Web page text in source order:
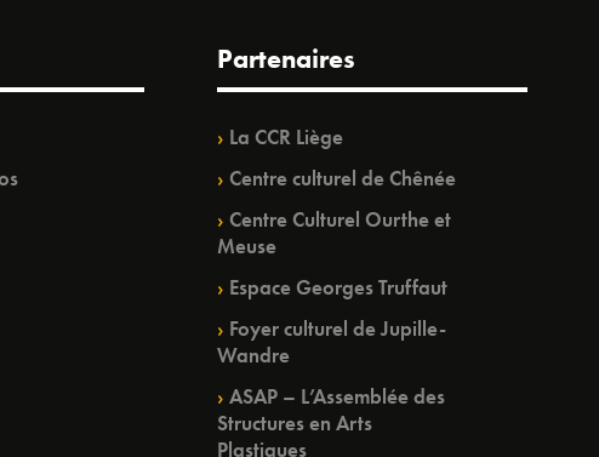
Partenaires
La CCR Liège
Centre culturel de Chênée
Centre Culturel Ourthe et
Meuse
Espace Georges Truffaut
Foyer culturel de Jupille-
Wandre
ASAP – L’Assemblée des
Structures en Arts
Plastiques